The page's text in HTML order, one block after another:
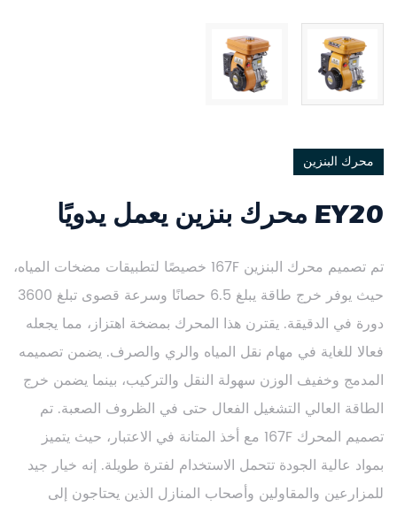
محرك البنزين
EY20 محرك بنزين يعمل يدويًا
تم تصميم محرك البنزين 167F خصيصًا لتطبيقات مضخات المياه،
حيث يوفر خرج طاقة يبلغ 6.5 حصانًا وسرعة قصوى تبلغ 3600
دورة في الدقيقة. يقترن هذا المحرك بمضخة اهتزاز، مما يجعله
فعالا للغاية في مهام نقل المياه والري والصرف. يضمن تصميمه
المدمج وخفيف الوزن سهولة النقل والتركيب، بينما يضمن خرج
الطاقة العالي التشغيل الفعال حتى في الظروف الصعبة. تم
تصميم المحرك 167F مع أخذ المتانة في الاعتبار، حيث يتميز
بمواد عالية الجودة تتحمل الاستخدام لفترة طويلة. إنه خيار جيد
للمزارعين والمقاولين وأصحاب المنازل الذين يحتاجون إلى